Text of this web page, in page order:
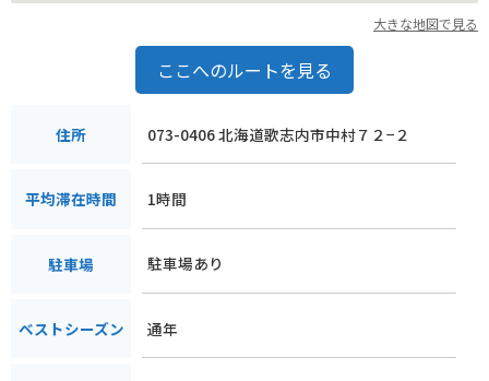
大きな地図で見る
ここへのルートを見る
住所 073-0406 北海道歌志内市中村７２−２
平均滞在時間 1時間
駐車場 駐車場あり
ベストシーズン 通年